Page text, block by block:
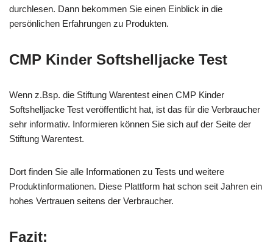
durchlesen. Dann bekommen Sie einen Einblick in die
persönlichen Erfahrungen zu Produkten.
CMP Kinder Softshelljacke Test
Wenn z.Bsp. die Stiftung Warentest einen CMP Kinder
Softshelljacke Test veröffentlicht hat, ist das für die Verbraucher
sehr informativ. Informieren können Sie sich auf der Seite der
Stiftung Warentest.
Dort finden Sie alle Informationen zu Tests und weitere
Produktinformationen. Diese Plattform hat schon seit Jahren ein
hohes Vertrauen seitens der Verbraucher.
Fazit: